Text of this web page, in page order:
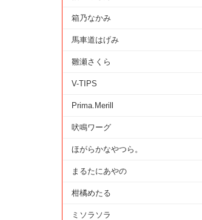
箱乃なかみ
馬車道はげみ
雛瀬さくら
V-TIPS
Prima.Merill
吠鳴ワーグ
ほがらかなやつら。
まるたにあやの
柑橘めたる
ミソラソラ